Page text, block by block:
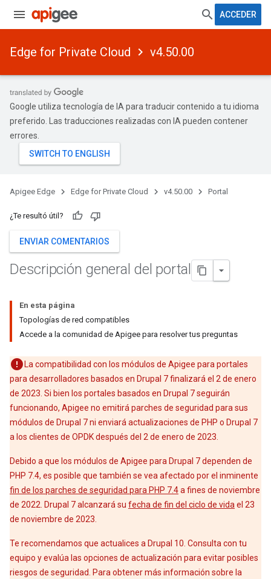
ACCEDER
Edge for Private Cloud v4.50.00
Google utiliza tecnología de IA para traducir contenido a tu idioma
preferido. Las traducciones realizadas con IA pueden contener
errores.
Apigee Edge Edge for Private Cloud v4.50.00 Portal
¿Te resultó útil?
ENVIAR COMENTARIOS
Descripción general del portal
En esta página
Topologías de red compatibles
Accede a la comunidad de Apigee para resolver tus preguntas
La compatibilidad con los módulos de Apigee para portales
para desarrolladores basados en Drupal 7 finalizará el 2 de enero
de 2023. Si bien los portales basados en Drupal 7 seguirán
funcionando, Apigee no emitirá parches de seguridad para sus
módulos de Drupal 7 ni enviará actualizaciones de PHP o Drupal 7
a los clientes de OPDK después del 2 de enero de 2023.
Debido a que los módulos de Apigee para Drupal 7 dependen de
PHP 7.4, es posible que también se vea afectado por el inminente
fin de los parches de seguridad para PHP 7.4a fines de noviembre
de 2022. Drupal 7 alcanzará su fecha de fin del ciclo de vida el 23
de noviembre de 2023.
Te recomendamos que actualices a Drupal 10. Consulta con tu
equipo y evalúa las opciones de actualización para evitar posibles
riesgos de seguridad. Para obtener más información sobre la